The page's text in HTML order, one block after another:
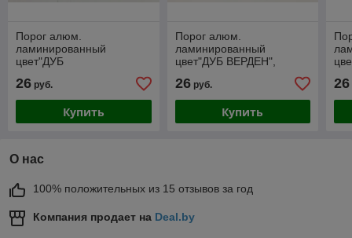
Порог алюм.
ламинированный
цвет"ДУБ
РЕСТАВРИРОВАННЫЙ",
длина- 180 см
26 руб.
Купить
Порог алюм.
ламинированный
цвет"ДУБ ВЕРДЕН",
26руб.
Купить
26
О нас
100% положительных из 15 отзывов за год
Компания продает на Deal.by